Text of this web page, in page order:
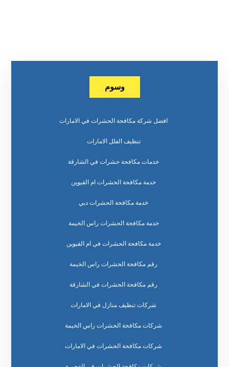
وسوم
افضل شركة مكافحة الحشرات في الامارات
تنظيف الفلل الامارات
خدمات مكافحة حشرات في الشارقة
خدمة مكافحة الحشرات ام القيوين
خدمة مكافحة الحشرات دبي
خدمة مكافحة الحشرات راس الخيمة
خدمة مكافحة الحشرات في ام القيوين
رقم مكافحة الحشرات راس الخيمة
رقم مكافحة الحشرات في الشارقة
شركات تنظيف منازل في الامارات
شركات مكافحة الحشرات راس الخيمة
شركات مكافحة الحشرات في الامارات